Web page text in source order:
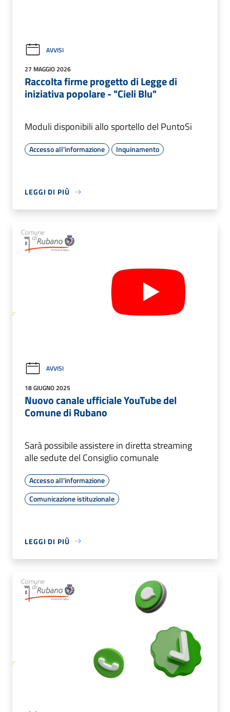
AVVISI
27 MAGGIO 2026
Raccolta firme progetto di Legge di
iniziativa popolare - "Cieli Blu"
Moduli disponibili allo sportello del PuntoSi
Accesso all'informazione Inquinamento
LEGGI DI PIÙ
AVVISI
18 GIUGNO 2025
Nuovo canale ufficiale YouTube del
Comune di Rubano
Sarà possibile assistere in diretta streaming
alle sedute del Consiglio comunale
Accesso all'informazione
Comunicazione istituzionale
LEGGI DI PIÙ